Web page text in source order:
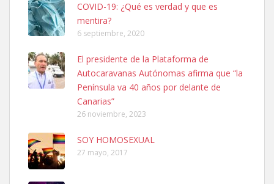
SHIBA PERDIDO AVDA JOSE MESA Y LOPEZ
PERRO MACHO RAZA SHIBA CON MICROCHIP PERDIDO HOY
06/07/2025 ZONA MESA Y LOPEZ. ES MUY ASUSTADIZO
Leales.org » Gran Canaria
6.7.2025
COVID-19: ¿Qué es verdad y que es
mentira?
6 septiembre, 2020
El presidente de la Plataforma de
Autocaravanas Autónomas afirma que “la
Península va 40 años por delante de
Canarias”
26 noviembre, 2023
SOY HOMOSEXUAL
27 mayo, 2017